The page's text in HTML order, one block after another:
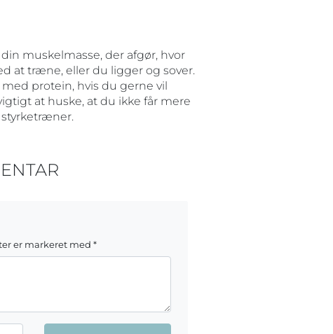
muskelmasse, der afgør, hvor
at træne, eller du ligger og sover.
protein, hvis du gerne vil
at huske, at du ikke får mere
styrketræner.
er markeret med *